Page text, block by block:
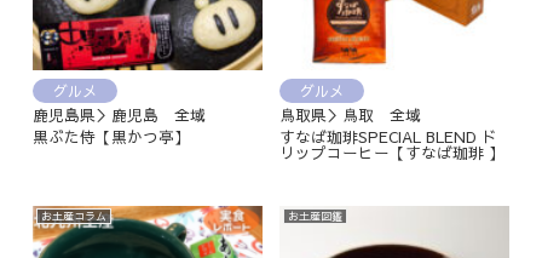
グルメ
鹿児島県＞鹿児島 全域
黒ぶた侍【黒かつ亭】
グルメ
鳥取県＞鳥取 全域
すなば珈琲SPECIAL BLEND ド
リップコーヒー【すなば珈琲 】
お土産コラム お土産図鑑